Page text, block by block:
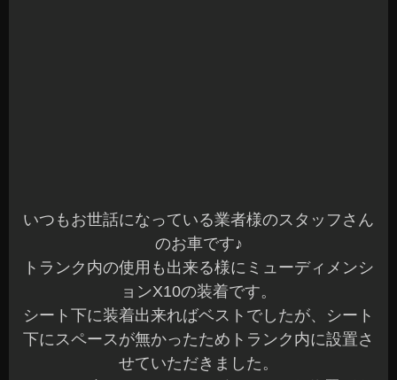
ウーファー装着によって、低域のメリハリがしっ
かりして力強さがでますね(^^)
純正オーディオやオーディオ調整機能が少ないメ
インユニットの場合は、サブウーファーを装着す
ると単独で鳴っている感が出てきます。
DSP（デジタルシグナルプロセッサー）を装着す